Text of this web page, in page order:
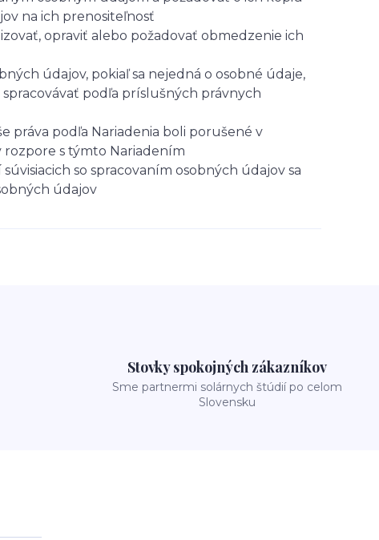
na ich prenositeľnosť
opraviť alebo požadovať obmedzenie ich
údajov, pokiaľ sa nejedná o osobné údaje,
podľa príslušných právnych
práva podľa Nariadenia boli porušené v
rozpore s týmto Nariadením
so spracovaním osobných údajov sa
údajov
Stovky spokojných zákazníkov
Sme partnermi solárnych štúdií po celom
Slovensku